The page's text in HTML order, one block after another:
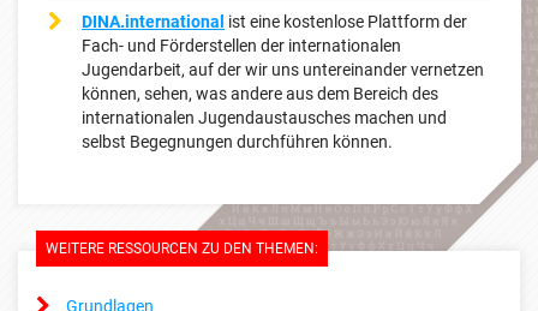
DINA.international ist eine kostenlose Plattform der
Fach- und Förderstellen der internationalen
Jugendarbeit, auf der wir uns untereinander vernetzen
können, sehen, was andere aus dem Bereich des
internationalen Jugendaustausches machen und
selbst Begegnungen durchführen können.
WEITERE RESSOURCEN ZU DEN THEMEN:
Grundlagen